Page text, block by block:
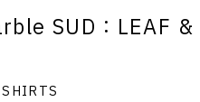
SUD：LEAF